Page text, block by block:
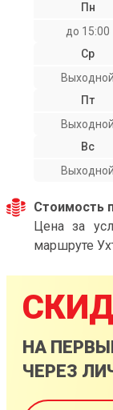
Пн
до 15:00
Ср
Выходной
Пт
Выходной
Вс
Выходной
Стоимость
Цена за
маршруте
НА
ЧЕРЕЗ